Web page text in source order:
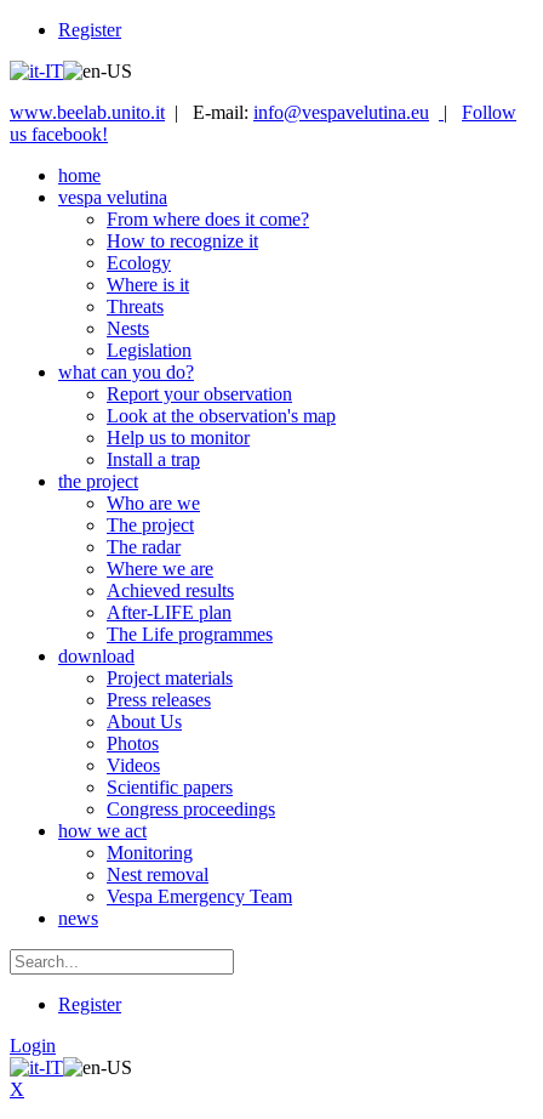
Register
www.beelab.unito.it | E-mail: info@vespavelutina.eu | Follow
us facebook!
home
vespa velutina
From where does it come?
How to recognize it
Ecology
Where is it
Threats
Nests
Legislation
what can you do?
Report your observation
Look at the observation's map
Help us to monitor
Install a trap
the project
Who are we
The project
The radar
Where we are
Achieved results
After-LIFE plan
The Life programmes
download
Project materials
Press releases
About Us
Photos
Videos
Scientific papers
Congress proceedings
how we act
Monitoring
Nest removal
Vespa Emergency Team
news
Register
Login
X